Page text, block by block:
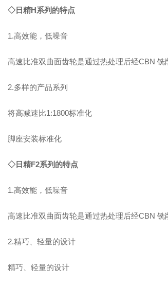
◇日精H系列的特点
1.高效能，低噪音
高速比准双曲面齿轮是通过热处理后经CBN
2.多样的产品系列
将高减速比1:1800标准化
脚座安装标准化
◇日精F2系列的特点
1.高效能，低噪音
高速比准双曲面齿轮是通过热处理后经CBN
2.精巧、轻量的设计
精巧、轻量的设计